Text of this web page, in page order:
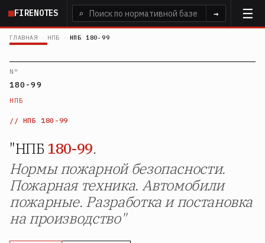
Перейти
основному
FIRENOTES ⌕ →
ГЛАВНАЯ › НПБ › НПБ 180-99
N°
180-99
НПБ
НПБ 180-99
"НПБ 180-99.
Нормы пожарной безопасности.
Пожарная техника. Автомобили
пожарные. Разработка и постановка
на производство"